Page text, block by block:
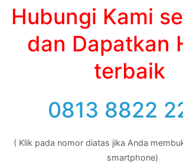
Hubungi Kami
dan Dapatkan
terbaik
0813 8822
( Klik pada nomor diatas jika Anda
smartphone)